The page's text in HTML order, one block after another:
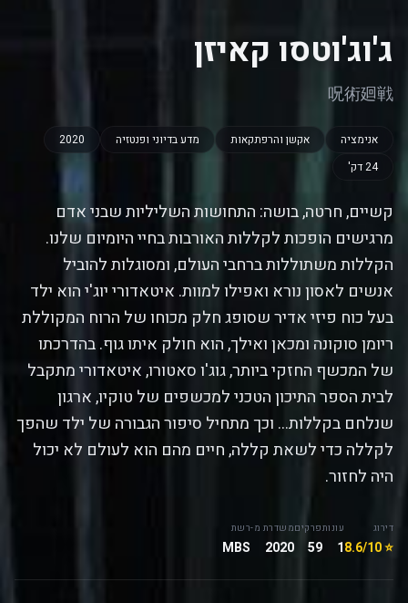
ג'וג'וטסו קאיזן
呪術廻戦
אנימציה אקשן והרפתקאות מדע בדיוני ופנטזיה
2020
24 דק'
קשיים, חרטה, בושה: התחושות השליליות שבני אדם
מרגישים הופכות לקללות האורבות בחיי היומיום שלנו.
הקללות משתוללות ברחבי העולם, ומסוגלות להוביל
אנשים לאסון נורא ואפילו למוות. איטאדורי יוג'י הוא ילד
בעל כוח פיזי אדיר שסופג חלק מכוחו של הרוח המקוללת
ריומן סוקונה ומכאן ואילך, הוא חולק איתו גוף. בהדרכתו
של המכשף החזקי ביותר, גוג'ו סאטורו, איטאדורי מתקבל
לבית הספר התיכון הטכני למכשפים של טוקיו, ארגון
שנלחם בקללות... וכך מתחיל סיפור הגבורה של ילד שהפך
לקללה כדי לשאת קללה, חיים מהם הוא לעולם לא יכול
היה לחזור.
דירוג
⭐ 8.6/10
עונות
1
פרקים
59
משדרת מ-
2020
רשת
MBS